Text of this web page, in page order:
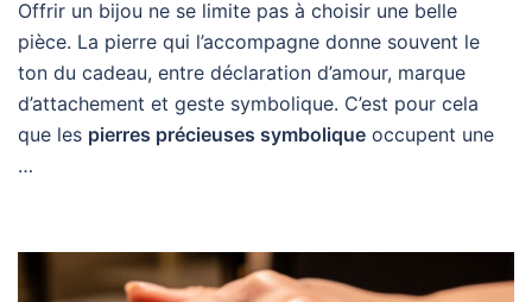
Offrir un bijou ne se limite pas à choisir une belle
pièce. La pierre qui l’accompagne donne souvent le
ton du cadeau, entre déclaration d’amour, marque
d’attachement et geste symbolique. C’est pour cela
que les pierres précieuses symbolique occupent une
…